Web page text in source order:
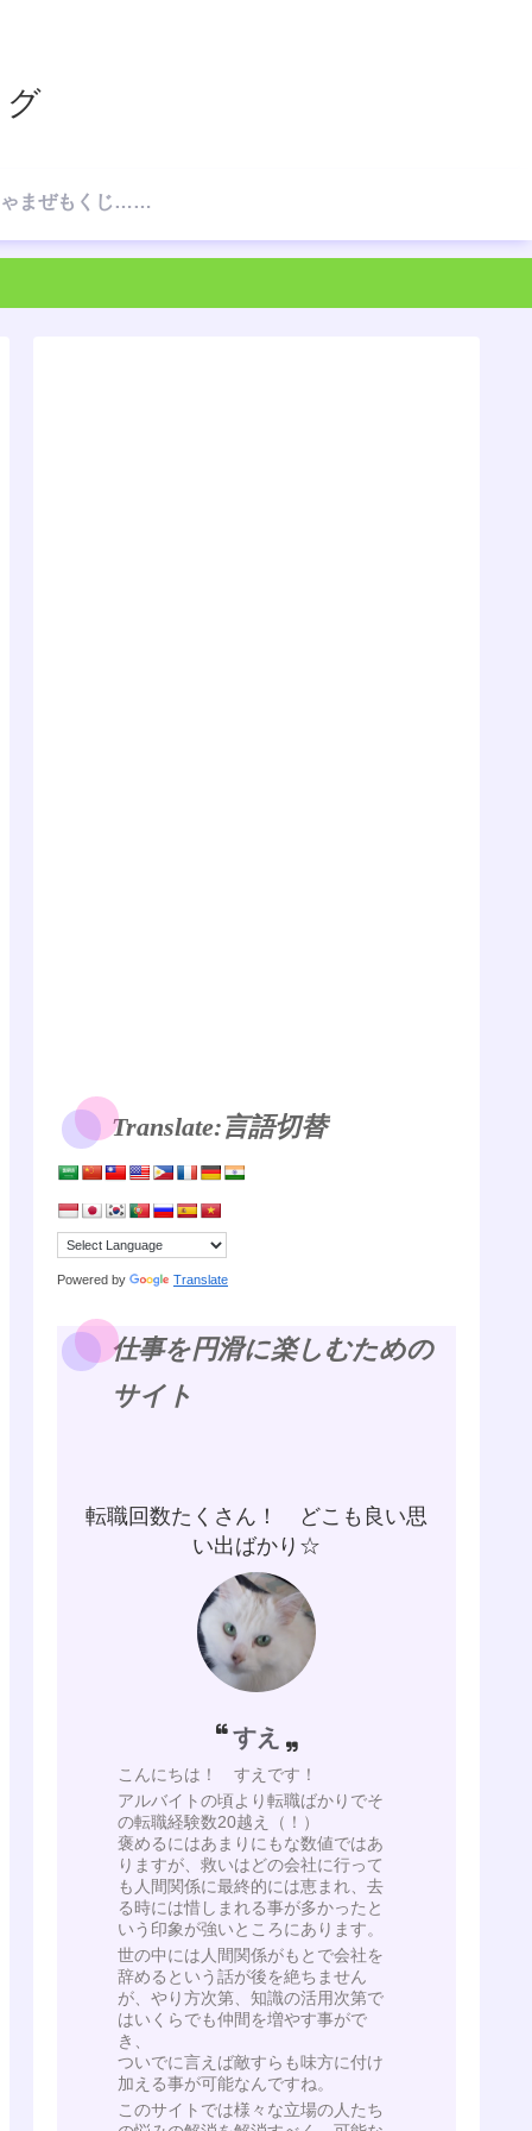
グ
☆ごちゃまぜもくじ…の、もくじ☆
Translate:言語切替
Powered by Translate
仕事を円滑に楽しむための
サイト
転職回数たくさん！ どこも良い思
い出ばかり☆
すえ
こんにちは！ すえです！
アルバイトの頃より転職ばかりでそ
の転職経験数20越え（！）
褒めるにはあまりにもな数値ではあ
りますが、救いはどの会社に行って
も人間関係に最終的には恵まれ、去
る時には惜しまれる事が多かったと
いう印象が強いところにあります。
世の中には人間関係がもとで会社を
辞めるという話が後を絶ちません
が、やり方次第、知識の活用次第で
はいくらでも仲間を増やす事がで
き、
ついでに言えば敵すらも味方に付け
加える事が可能なんですね。
このサイトでは様々な立場の人たち